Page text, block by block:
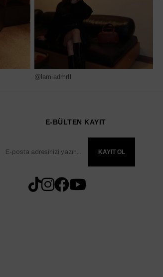
@lamiadmrll
E-BÜLTEN KAYIT
KAYIT OL